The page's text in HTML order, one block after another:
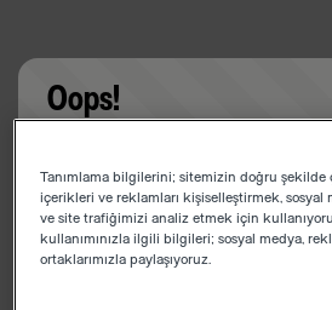
Oops!
app
Tanımlama bilgilerini; sitemizin doğru şekilde
içerikleri ve reklamları kişiselleştirmek,
ve site trafiğimizi analiz etmek için
kullanımınızla ilgili bilgileri; sosyal medya,
ortaklarımızla paylaşıyoruz.